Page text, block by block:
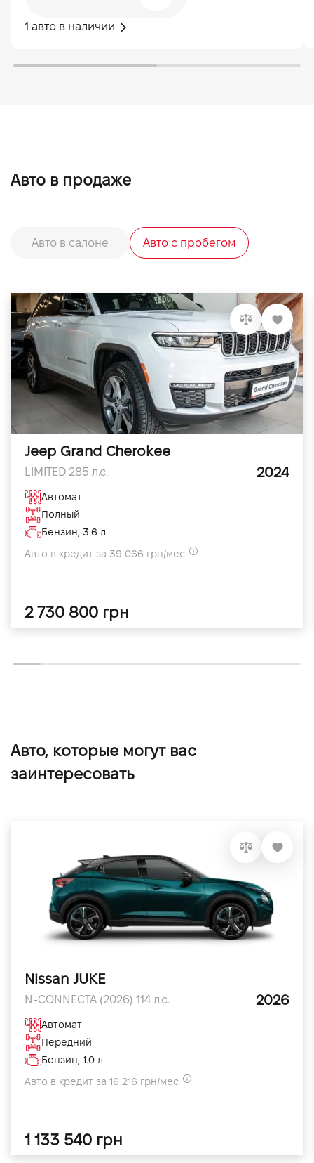
1 авто в наличии
Авто в продаже
Авто в салоне Авто с пробегом
Jeep Grand Cherokee
LIMITED 285 л.с. 2024
Автомат
Полный
Бензин, 3.6 л
Авто в кредит за 39 066 грн/мес
2 730 800 грн
Авто, которые могут вас
заинтересовать
Nissan JUKE
N-CONNECTA (2026) 114 л.с. 2026
Автомат
Передний
Бензин, 1.0 л
Авто в кредит за 16 216 грн/мес
1 133 540 грн